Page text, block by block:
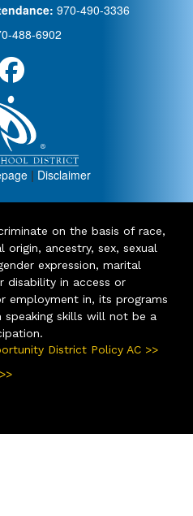
970-490-3336
488-6902
| Disclaimer
on the basis of race,
ancestry, sex, sexual
expression, marital
disability in access or
employment in, its programs
speaking skills will not be a
District Policy AC >>